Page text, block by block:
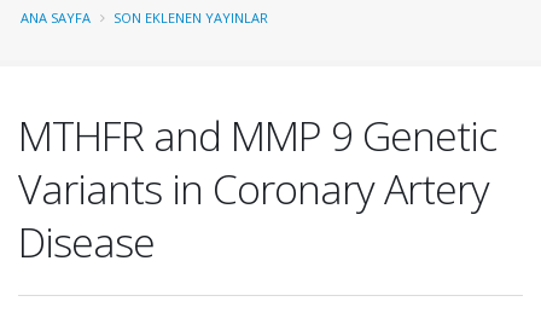
ANA SAYFA SON EKLENEN YAYINLAR
MTHFR and MMP 9 Genetic
Variants in Coronary Artery
Disease